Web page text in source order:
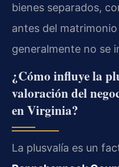
bienes separados,
antes del
generalmente no se
¿Cómo influye la
valoración del
en Virginia?
La plusvalía es un